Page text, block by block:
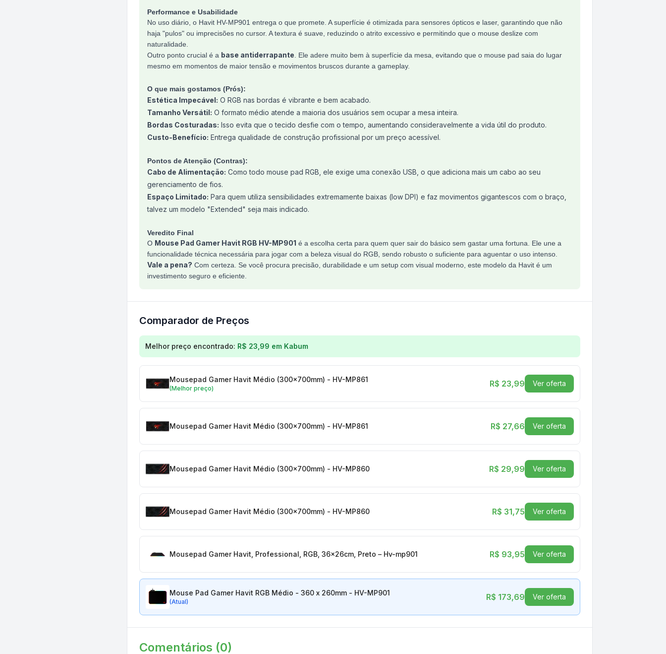
Performance e Usabilidade
No uso diário, o Havit HV-MP901 entrega o que promete. A superfície é otimizada para sensores ópticos e laser, garantindo que não
haja "pulos" ou imprecisões no cursor. A textura é suave, reduzindo o atrito excessivo e permitindo que o mouse deslize com
naturalidade.
Outro ponto crucial é a base antiderrapante . Ele adere muito bem à superfície da mesa, evitando que o mouse pad saia do lugar
mesmo em momentos de maior tensão e movimentos bruscos durante a gameplay.
O que mais gostamos (Prós):
Estética Impecável: O RGB nas bordas é vibrante e bem acabado.
Tamanho Versátil: O formato médio atende a maioria dos usuários sem ocupar a mesa inteira.
Bordas Costuradas: Isso evita que o tecido desfie com o tempo, aumentando consideravelmente a vida útil do produto.
Custo-Benefício: Entrega qualidade de construção profissional por um preço acessível.
Pontos de Atenção (Contras):
Cabo de Alimentação: Como todo mouse pad RGB, ele exige uma conexão USB, o que adiciona mais um cabo ao seu
gerenciamento de fios.
Espaço Limitado: Para quem utiliza sensibilidades extremamente baixas (low DPI) e faz movimentos gigantescos com o braço,
talvez um modelo "Extended" seja mais indicado.
Veredito Final
O Mouse Pad Gamer Havit RGB HV-MP901 é a escolha certa para quem quer sair do básico sem gastar uma fortuna. Ele une a
funcionalidade técnica necessária para jogar com a beleza visual do RGB, sendo robusto o suficiente para aguentar o uso intenso.
Vale a pena? Com certeza. Se você procura precisão, durabilidade e um setup com visual moderno, este modelo da Havit é um
investimento seguro e eficiente.
Comparador de Preços
Comparação de preços para
Melhor preço encontrado: R$ 23,99 em Kabum
Mousepad Gamer Havit Médio (300x700mm) - HV-MP861
(Melhor preço) R$ 23,99 Ver oferta
Mousepad Gamer Havit Médio (300x700mm) - HV-MP861 R$ 27,66 Ver oferta
Mousepad Gamer Havit Médio (300x700mm) - HV-MP860 R$ 29,99 Ver oferta
Mousepad Gamer Havit Médio (300x700mm) - HV-MP860 R$ 31,75 Ver oferta
Mousepad Gamer Havit, Professional, RGB, 36x26cm, Preto – Hv-mp901 R$ 93,95 Ver oferta
Mouse Pad Gamer Havit RGB Médio - 360 x 260mm - HV-MP901
(Atual) R$ 173,69 Ver oferta
Comentários (0)